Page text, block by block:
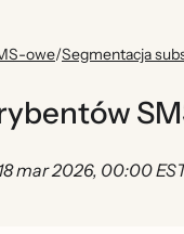
owe/Segmentacja
mar 2026, 00:00